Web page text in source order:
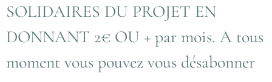
SOLIDAIRES DU PROJET EN
DONNANT 2€ OU + par mois. A tous
moment vous pouvez vous désabonner